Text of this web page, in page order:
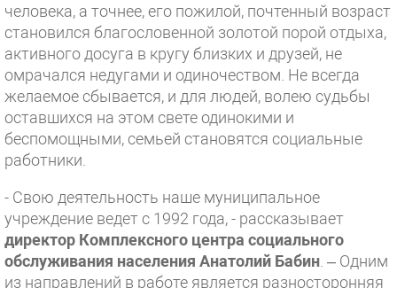
человека, а точнее, его пожилой, почтенный возраст
становился благословенной золотой порой отдыха,
активного досуга в кругу близких и друзей, не
омрачался недугами и одиночеством. Не всегда
желаемое сбывается, и для людей, волею судьбы
оставшихся на этом свете одинокими и
беспомощными, семьей становятся социальные
работники.
- Свою деятельность наше муниципальное
учреждение ведет с 1992 года, - рассказывает
директор Комплексного центра социального
обслуживания населения Анатолий Бабин . – Одним
из направлений в работе является разносторонняя